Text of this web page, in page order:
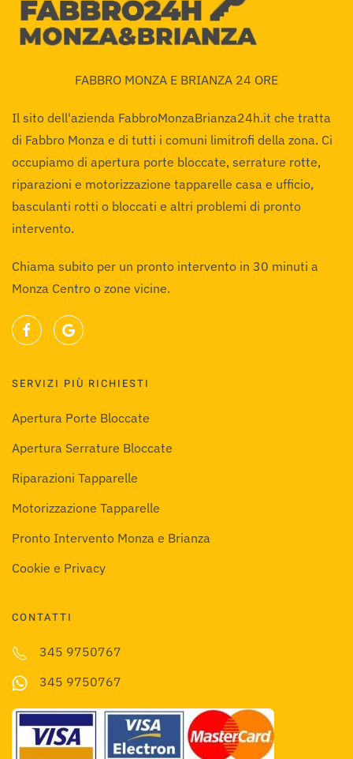
FABBRO MONZA E BRIANZA 24 ORE
Il sito dell'azienda FabbroMonzaBrianza24h.it che tratta
di Fabbro Monza e di tutti i comuni limitrofi della zona. Ci
occupiamo di apertura porte bloccate, serrature rotte,
riparazioni e motorizzazione tapparelle casa e ufficio,
basculanti rotti o bloccati e altri problemi di pronto
intervento.
Chiama subito per un pronto intervento in 30 minuti a
Monza Centro o zone vicine.
SERVIZI PIÙ RICHIESTI
Apertura Porte Bloccate
Apertura Serrature Bloccate
Riparazioni Tapparelle
Motorizzazione Tapparelle
Pronto Intervento Monza e Brianza
Cookie e Privacy
CONTATTI
345 9750767
345 9750767